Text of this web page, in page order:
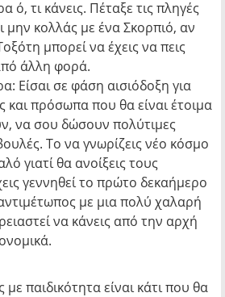
ό, τι κάνεις. Πέταξε τις πληγές
μην κολλάς με ένα Σκορπιό, αν
μπορεί να έχεις να πεις
άλλη φορά.
Είσαι σε φάση αισιόδοξη για
και πρόσωπα που θα είναι έτοιμα
να σου δώσουν πολύτιμες
Το να γνωρίζεις νέο κόσμο
γιατί θα ανοίξεις τους
γεννηθεί το πρώτο δεκαήμερο
με μια πολύ χαλαρή
να κάνεις από την αρχή
με παιδικότητα είναι κάτι που θα